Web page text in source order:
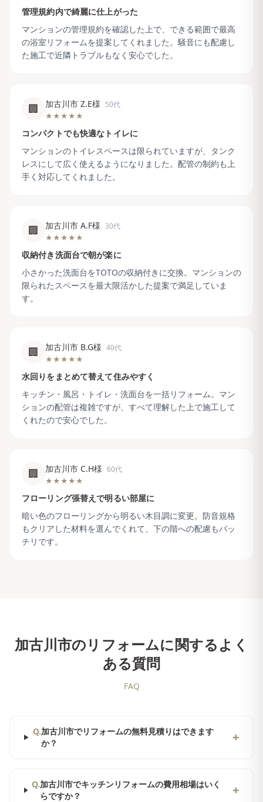
管理規約内で綺麗に仕上がった
マンションの管理規約を確認した上で、できる範囲で最高
の浴室リフォームを提案してくれました。騒音にも配慮し
た施工で近隣トラブルもなく安心でした。
🏢 加古川市 Z.E様 50代
★★★★★
コンパクトでも快適なトイレに
マンションのトイレスペースは限られていますが、タンク
レスにして広く使えるようになりました。配管の制約も上
手く対応してくれました。
🏢 加古川市 A.F様 30代
★★★★★
収納付き洗面台で朝が楽に
小さかった洗面台をTOTOの収納付きに交換。マンションの
限られたスペースを最大限活かした提案で満足していま
す。
🏢 加古川市 B.G様 40代
★★★★★
水回りをまとめて替えて住みやすく
キッチン・風呂・トイレ・洗面台を一括リフォーム。マン
ションの配管は複雑ですが、すべて理解した上で施工して
くれたので安心でした。
🏢 加古川市 C.H様 60代
★★★★★
フローリング張替えで明るい部屋に
暗い色のフローリングから明るい木目調に変更。防音規格
もクリアした材料を選んでくれて、下の階への配慮もバッ
チリです。
加古川市のリフォームに関するよく
ある質問
FAQ
Q.加古川市でリフォームの無料見積りはできます
か？
+
Q.加古川市でキッチンリフォームの費用相場はいく
らですか？
+